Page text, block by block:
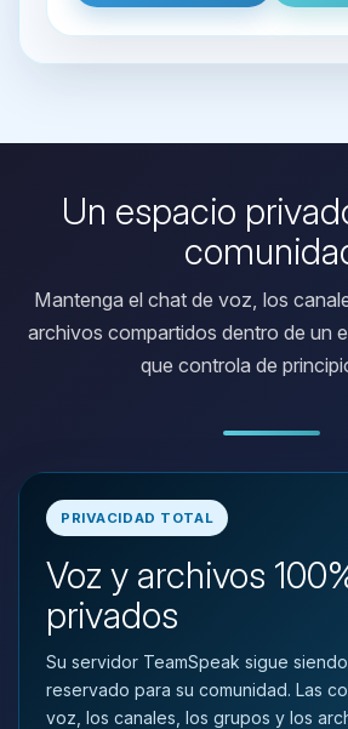
Un espacio
Mantenga el chat de voz, los
archivos compartidos dentro de un
que controla de
PRIVACIDAD TOTAL
Voz y archivos
privados
Su servidor TeamSpeak sigue
reservado para su comunidad. Las
voz, los canales, los grupos y los
Yupi, por fin alguien con
hablar! Soy Choupy, tu
asistente de BoxToPlay.
que necesitas y moveré
pequenos circuitos para
06/08/2026 15:57